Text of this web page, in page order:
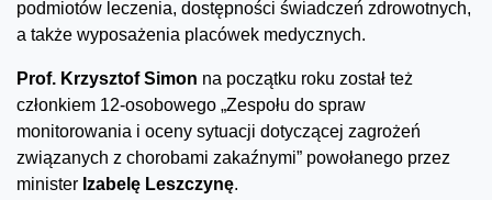
podmiotów leczenia, dostępności świadczeń zdrowotnych,
a także wyposażenia placówek medycznych.
Prof. Krzysztof Simon na początku roku został też
członkiem 12-osobowego „Zespołu do spraw
monitorowania i oceny sytuacji dotyczącej zagrożeń
związanych z chorobami zakaźnymi” powołanego przez
minister Izabelę Leszczynę.